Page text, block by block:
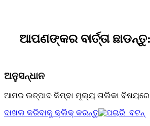
ଆପଣଙ୍କର ବାର୍ତ୍ତା ଛାଡନ୍ତୁ:
ଅନୁସନ୍ଧାନ
ଆମର ଉତ୍ପାଦ କିମ୍ବା ମୂଲ୍ୟ ତାଲିକା
ଦାଖଲ କରିବାକୁ କ୍ଲିକ୍ କରନ୍ତୁ